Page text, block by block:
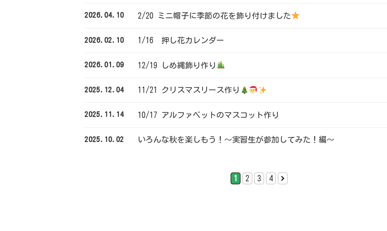
2026.04.10 2/20 ミニ帽子に季節の花を飾り付けました
2026.02.10 1/16 押し花カレンダー
2026.01.09 12/19 しめ縄飾り作り
2025.12.04 11/21 クリスマスリース作り
2025.11.14 10/17 アルファベットのマスコット作り
2025.10.02 いろんな秋を楽しもう！～実習生が参加してみた！編～
1 2 3 4